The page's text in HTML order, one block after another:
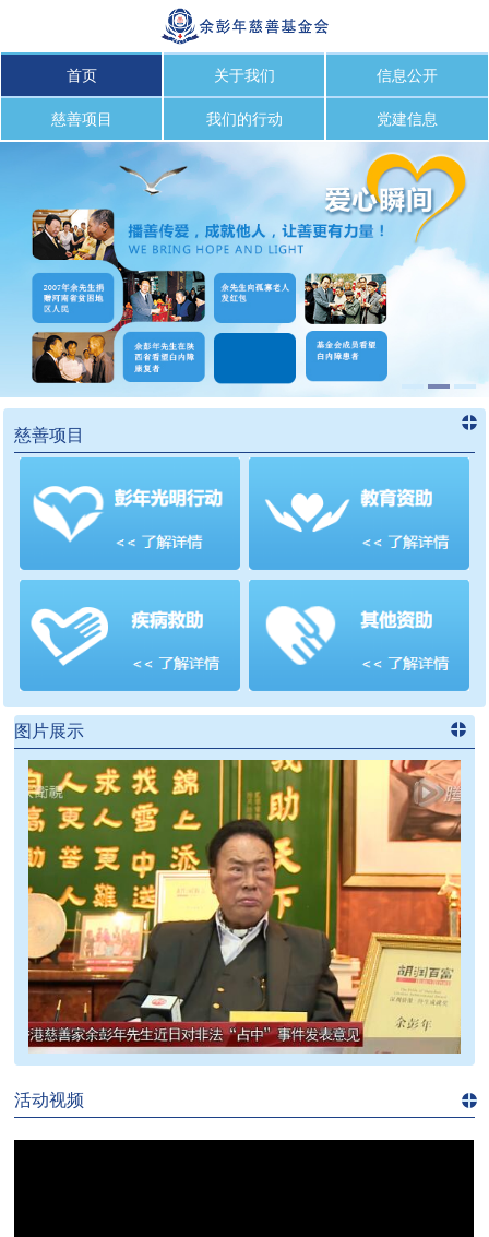
首页 关于我们 信息公开
慈善项目 我们的行动 党建信息
慈善项目
进入慈
>>
图片展示
建信息
频道
活动视频